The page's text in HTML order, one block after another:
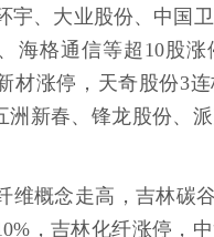
宇、大业股份、中国卫
海格通信等超10股
材涨停，天奇股份3
洲新春、锋龙股份、
维概念走高，吉林碳
，吉林化纤涨停，